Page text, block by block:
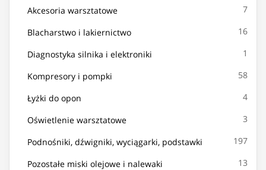
Akcesoria warsztatowe 7
Blacharstwo i lakiernictwo 16
Diagnostyka silnika i elektroniki 1
Kompresory i pompki 58
Łyżki do opon 4
Oświetlenie warsztatowe 3
Podnośniki, dźwigniki, wyciągarki, podstawki 197
Pozostałe miski olejowe i nalewaki 13